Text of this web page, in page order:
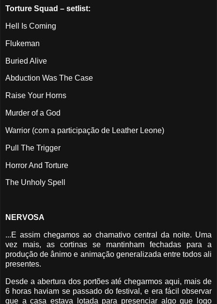
Torture Squad – setlist:
Hell Is Coming
Flukeman
Buried Alive
Abduction Was The Case
Raise Your Horns
Murder of a God
Warrior (com a participação de Leather Leone)
Pull The Trigger
Horror And Torture
The Unholy Spell
NERVOSA
...E assim chegamos ao chamativo central da noite. Uma
vez mais, as cortinas se mantinham fechadas para a
produção de ânimo e animação generalizada entre todos ali
presentes.
Desde a abertura dos portões até chegarmos aqui, mais de
6 horas haviam se passado do festival, e era fácil observar
que a casa estava lotada para presenciar algo que logo